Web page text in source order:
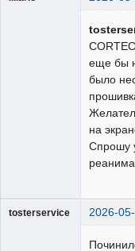
еще бы
было
на
Спрошу
tosterservice 2026-